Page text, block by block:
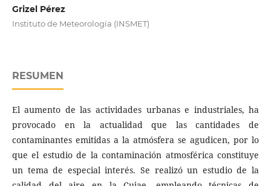
Grizel Pérez
Instituto de Meteorología (INSMET)
RESUMEN
El aumento de las actividades urbanas e industriales, ha
provocado en la actualidad que las cantidades de
contaminantes emitidas a la atmósfera se agudicen, por lo
que el estudio de la contaminación atmosférica constituye
un tema de especial interés. Se realizó un estudio de la